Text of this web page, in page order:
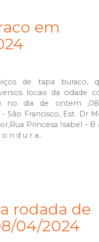
em
de tapa buraco,
locais da cidade
no dia de ontem ,08/
São Francisco, Est. Dr
Princesa Isabel – B
n d u r a...
rodada de
04/2024